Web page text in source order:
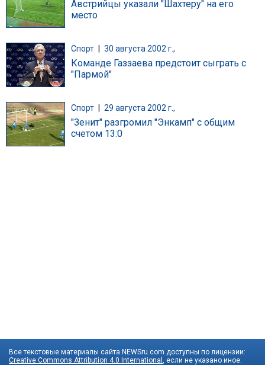
Австрийцы указали "Шахтеру" на его
место
Спорт 30 августа 2002 г.,
Команде Газзаева предстоит сыграть с
"Пармой"
Спорт 29 августа 2002 г.,
"Зенит" разгромил "Энкамп" с общим
счетом 13:0
Все текстовые материалы сайта NEWSru.com доступны по лицензии:
Creative Commons Attribution 4.0 International , если не указано иное.